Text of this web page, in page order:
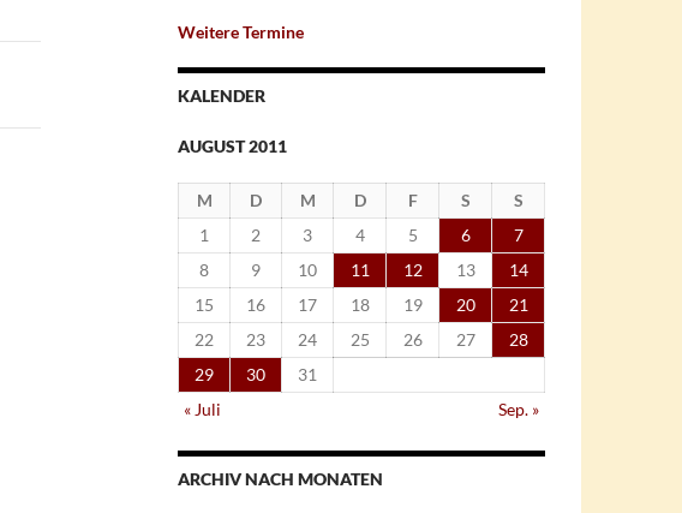
Weitere Termine
KALENDER
AUGUST 2011
M D M D F S
S
1
2 3 4 5 6
7
8
9 10 11 12 13
14
15
16 17 18 19 20
21
22
23 24 25 26 27
28
29
30
31
« Juli
Sep. »
ARCHIV NACH MONATEN